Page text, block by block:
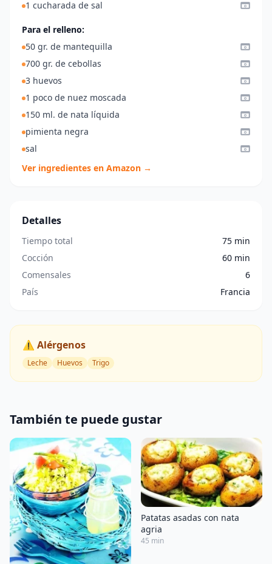
1 cucharada de sal
Para el relleno:
50 gr. de mantequilla
700 gr. de cebollas
3 huevos
1 poco de nuez moscada
150 ml. de nata líquida
pimienta negra
sal
Ver ingredientes en Amazon →
Detalles
Tiempo total
75 min
Cocción
60 min
Comensales
6
País
Francia
⚠️ Alérgenos
Leche Huevos Trigo
También te puede gustar
Patatas asadas con nata
agria
45 min